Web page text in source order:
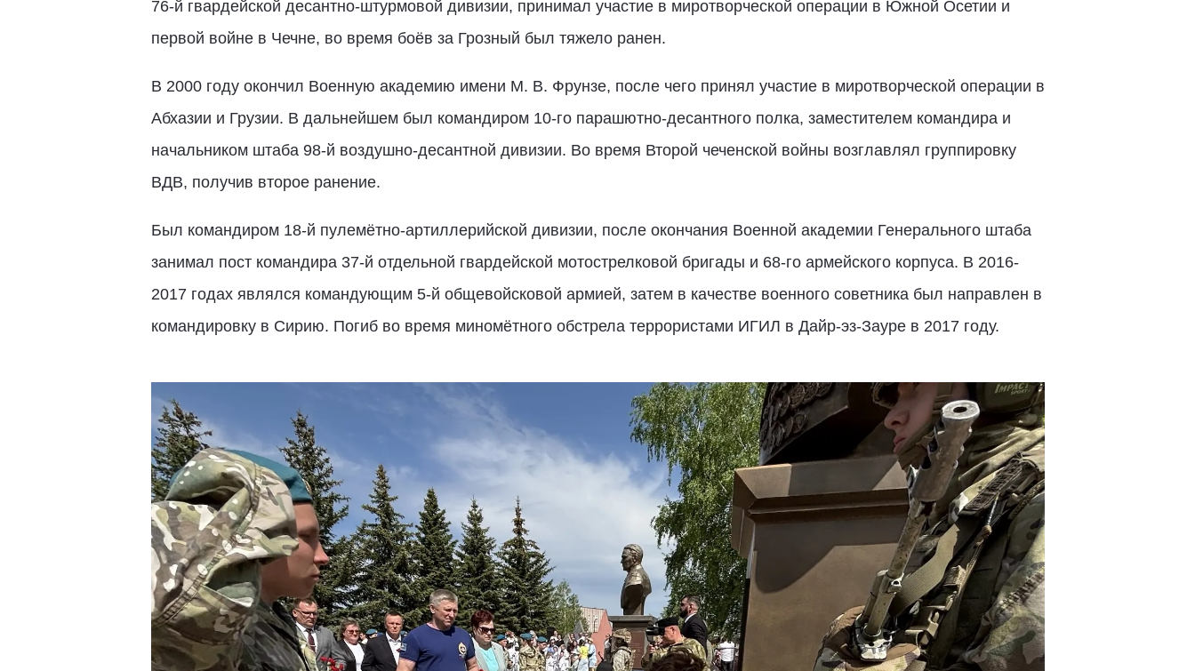
76-й гвардейской десантно-штурмовой дивизии, принимал участие в миротворческой операции в Южной Осетии и
первой войне в Чечне, во время боёв за Грозный был тяжело ранен.
В 2000 году окончил Военную академию имени М. В. Фрунзе, после чего принял участие в миротворческой операции в
Абхазии и Грузии. В дальнейшем был командиром 10-го парашютно-десантного полка, заместителем командира и
начальником штаба 98-й воздушно-десантной дивизии. Во время Второй чеченской войны возглавлял группировку
ВДВ, получив второе ранение.
Был командиром 18-й пулемётно-артиллерийской дивизии, после окончания Военной академии Генерального штаба
занимал пост командира 37-й отдельной гвардейской мотострелковой бригады и 68-го армейского корпуса. В 2016-
2017 годах являлся командующим 5-й общевойсковой армией, затем в качестве военного советника был направлен в
командировку в Сирию. Погиб во время миномётного обстрела террористами ИГИЛ в Дайр-эз-Зауре в 2017 году.